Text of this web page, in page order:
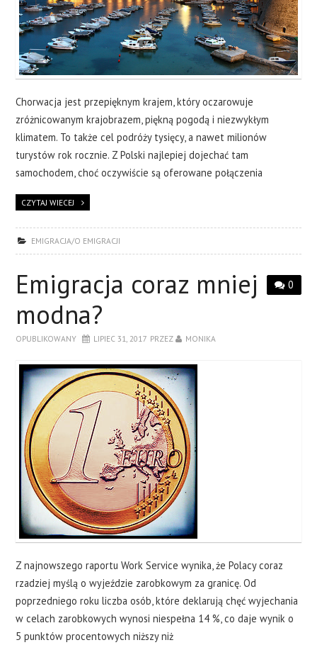
Chorwacja jest przepięknym krajem, który oczarowuje
zróżnicowanym krajobrazem, piękną pogodą i niezwykłym
klimatem. To także cel podróży tysięcy, a nawet milionów
turystów rok rocznie. Z Polski najlepiej dojechać tam
samochodem, choć oczywiście są oferowane połączenia
CZYTAJ WIECEJ
EMIGRACJA/O EMIGRACJI
0
Emigracja coraz mniej
modna?
OPUBLIKOWANY LIPIEC 31, 2017 PRZEZ MONIKA
Z najnowszego raportu Work Service wynika, że Polacy coraz
rzadziej myślą o wyjeździe zarobkowym za granicę. Od
poprzedniego roku liczba osób, które deklarują chęć wyjechania
w celach zarobkowych wynosi niespełna 14 %, co daje wynik o
5 punktów procentowych niższy niż